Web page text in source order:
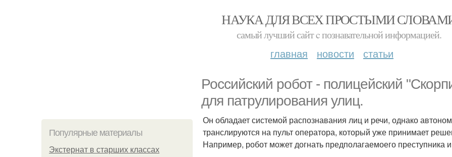
НАУКА ДЛЯ ВСЕХ ПРОСТЫМИ
самый лучший сайт c познавательной информацией.
главная новости статьи
Российский робот - полицейский
для патрулирования улиц.
Популярные материалы
Экстернат в старших классах
Он обладает системой распознавания лиц и речи, однако
транслируются на пульт оператора, который уже принимает
Например, робот может догнать предполагаемоего преступника